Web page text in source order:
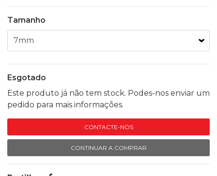
Tamanho
Esgotado
Este produto já não tem stock. Podes-nos enviar um
pedido para mais informações.
CONTACTE-NOS
CONTINUAR A COMPRAR